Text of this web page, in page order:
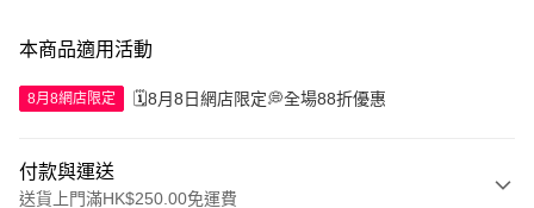
本商品適用活動
8月8網店限定 🗓️8月8日網店限定💭全場88折優惠
付款與運送
送貨上門滿HK$250.00免運費